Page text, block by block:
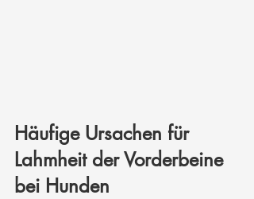
Häufige Ursachen für
Lahmheit der Vorderbeine
bei Hunden